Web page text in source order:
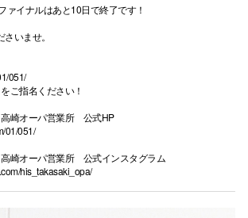
ァイナルはあと10日で終了です！
いませ。
051/
ご指名ください！
崎オーパ営業所 公式HP
01/051/
崎オーパ営業所 公式インスタグラム
his_takasaki_opa/